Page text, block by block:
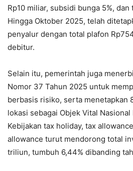
Rp10 miliar, subsidi bunga 5%,
Hingga Oktober 2025, telah
penyalur dengan total plafon
debitur.
Selain itu, pemerintah juga
Nomor 37 Tahun 2025 untuk
berbasis risiko, serta menetapkan
lokasi sebagai Objek Vital Nasional
Kebijakan tax holiday, tax
allowance turut mendorong total
triliun, tumbuh 6,44% dibanding